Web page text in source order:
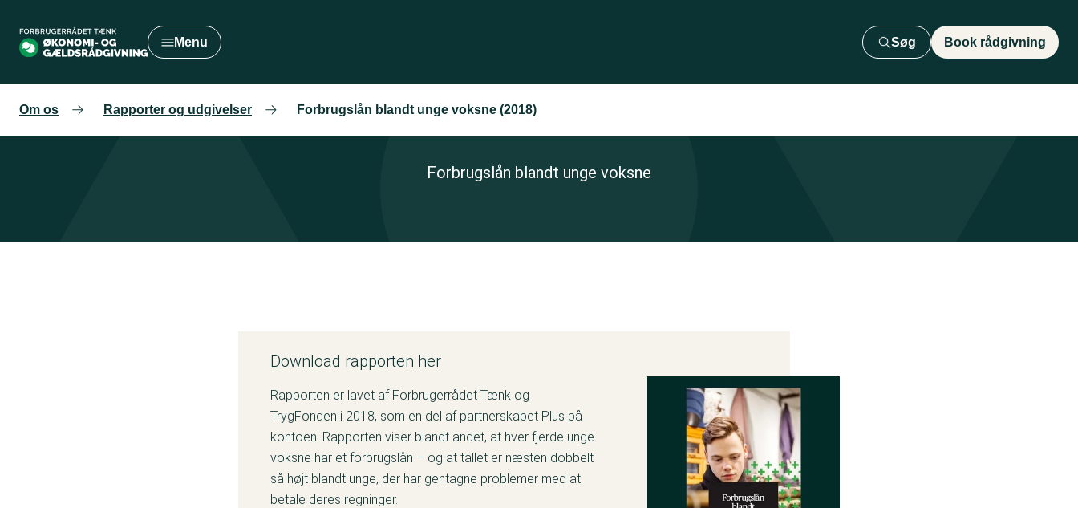
hovedindhold
Menu Søg Book rådgivning
Om os Rapporter og udgivelser Forbrugslån blandt unge voksne (2018)
Forbrugslån blandt unge voksne
Download rapporten her
Rapporten er lavet af Forbrugerrådet Tænk og
TrygFonden i 2018, som en del af partnerskabet Plus på
kontoen. Rapporten viser blandt andet, at hver fjerde unge
voksne har et forbrugslån – og at tallet er næsten dobbelt
så højt blandt unge, der har gentagne problemer med at
betale deres regninger.